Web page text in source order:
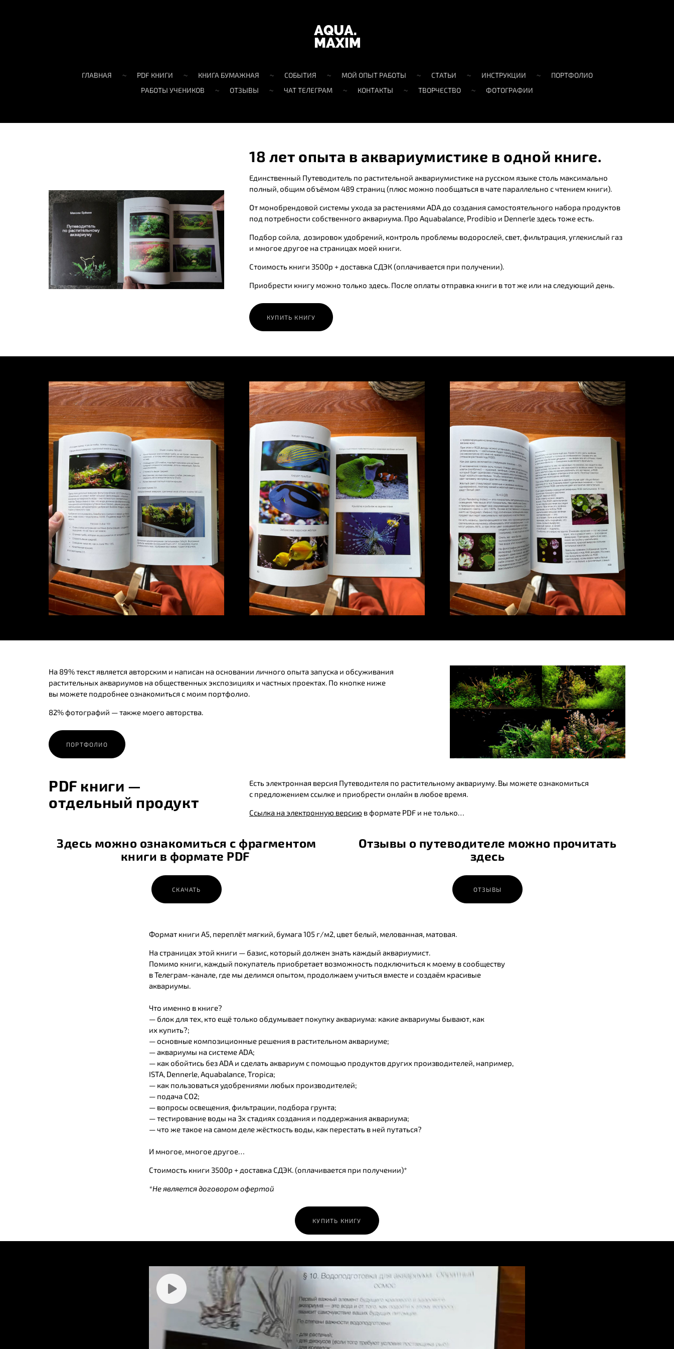
ГЛАВНАЯ PDF КНИГИ КНИГА БУМАЖНАЯ СОБЫТИЯ МОЙ ОПЫТ РАБОТЫ СТАТЬИ ИНСТРУКЦИИ
ПОРТФОЛИО
РАБОТЫ УЧЕНИКОВ
ОТЗЫВЫ ЧАТ ТЕЛЕГРАМ КОНТАКТЫ ТВОРЧЕСТВО ФОТОГРАФИИ
18 лет опыта в аквариумистике в одной книге.
Единственный Путеводитель по растительной аквариумистике на русском языке столь максимально
полный, общим объёмом 489 страниц (плюс можно пообщаться в чате параллельно с чтением книги).
От монобрендовой системы ухода за растениями ADA до создания самостоятельного набора продуктов
под потребности собственного аквариума. Про Aquabalance, Prodibio и Dennerle здесь тоже есть.
Подбор сойла, дозировок удобрений, контроль проблемы водорослей, свет, фильтрация, углекислый газ
и многое другое на страницах моей книги.
Стоимость книги 3500р + доставка СДЭК (оплачивается при получении).
Приобрести книгу можно только здесь. После оплаты отправка книги в тот же или на следующий день.
КУПИТЬ КНИГУ
На 89% текст является авторским и написан на основании личного опыта запуска и обсуживания
растительных аквариумов на общественных экспозициях и частных проектах. По кнопке ниже
вы можете подробнее ознакомиться с моим портфолио.
82% фотографий — также моего авторства.
ПОРТФОЛИО
PDF книги —
отдельный продукт
Есть электронная версия Путеводителя по растительному аквариуму. Вы можете ознакомиться
с предложением ссылке и приобрести онлайн в любое время.
Ссылка на электронную версию в формате PDF и не только…
Здесь можно ознакомиться с фрагментом
книги в формате PDF
СКАЧАТЬ
Отзывы о путеводителе можно прочитать
здесь
ОТЗЫВЫ
Формат книги А5, переплёт мягкий, бумага 105 г/м2, цвет белый, мелованная, матовая.
На страницах этой книги — базис, который должен знать каждый аквариумист.
Помимо книги, каждый покупатель приобретает возможность подключиться к моему в сообществу
в Телеграм-канале, где мы делимся опытом, продолжаем учиться вместе и создаём красивые
аквариумы.
Что именно в книге?
— блок для тех, кто ещё только обдумывает покупку аквариума: какие аквариумы бывают, как
их купить?;
— основные композиционные решения в растительном аквариуме;
— аквариумы на системе ADA;
— как обойтись без ADA и сделать аквариум с помощью продуктов других производителей, например,
ISTA, Dennerle, Aquabalance, Tropica;
— как пользоваться удобрениями любых производителей;
— подача СО2;
— вопросы освещения, фильтрации, подбора грунта;
— тестирование воды на 3х стадиях создания и поддержания аквариума;
— что же такое на самом деле жёсткость воды, как перестать в ней путаться?
И многое, многое другое…
Стоимость книги 3500р + доставка СДЭК. (оплачивается при получении)*
*Не является договором офертой
КУПИТЬ КНИГУ